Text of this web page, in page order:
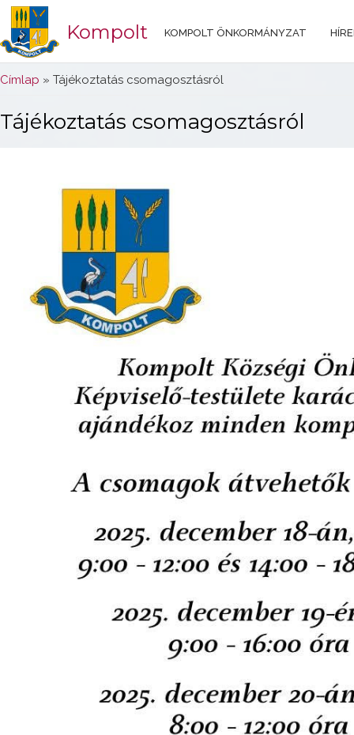
Kompolt KOMPOLT ÖNKORMÁNYZAT
Jelenlegi hely
Címlap » Tájékoztatás csomagosztásról
Tájékoztatás csomagosztásról